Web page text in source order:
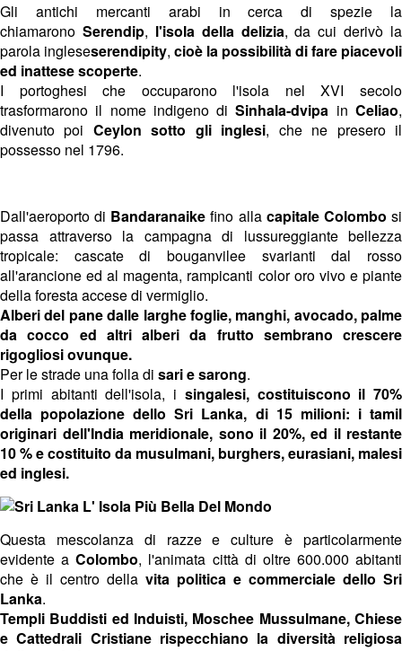
Gli antichi mercanti arabi in cerca di spezie la
chiamarono Serendip, l'isola della delizia, da cui derivò la
parola ingleseserendipity, cioè la possibilità di fare piacevoli
ed inattese scoperte.
I portoghesi che occuparono l'isola nel XVI secolo
trasformarono il nome indigeno diSinhala-dvipa inCeliao,
divenuto poi Ceylon sotto gli inglesi, che ne presero il
possesso nel 1796.
Dall'aeroporto di Bandaranaikefino alla capitale Colombo si
passa attraverso la campagna di lussureggiante bellezza
tropicale: cascate di bouganvilee svarianti dal rosso
all'arancione ed al magenta, rampicanti color oro vivo e piante
della foresta accese di vermiglio.
Alberi del pane dalle larghe foglie, manghi, avocado, palme
da cocco ed altri alberi da frutto sembrano crescere
rigogliosi ovunque.
Per le strade una folla di sari e sarong.
I primi abitanti dell'isola, i singalesi, costituiscono il 70%
della popolazione dello Sri Lanka, di 15 milioni: i tamil
originari dell'India meridionale, sono il 20%, ed il restante
10 % e costituito da musulmani, burghers, eurasiani, malesi
ed inglesi.
Questa mescolanza di razze e culture è particolarmente
evidente a Colombo, l'animata città di oltre 600.000 abitanti
che è il centro della vita politica e commerciale dello Sri
Lanka.
Templi Buddisti ed Induisti, Moschee Mussulmane, Chiese
e Cattedrali Cristiane rispecchiano la diversità religiosa